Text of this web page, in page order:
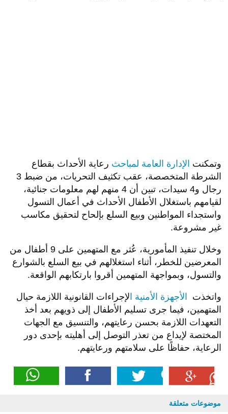
وتمكنت الإدارة العامة لمباحث رعاية الأحداث بقطاع
الشرطة المتخصصة، عقب تكثيف التحريات، من ضبط 3
رجال و4 سيدات، تبين أن 4 منهم لهم معلومات جنائية،
لقيامهم باستغلال الأطفال الأحداث في أعمال التسول
واستجداء المواطنين وبيع السلع بإلحاح لتحقيق مكاسب
غير مشروعة.
وخلال تنفيذ المأمورية، عُثر مع المتهمين على 9 أطفال من
المعرضين للخطر، أثناء استغلالهم في بيع السلع بالشوارع
والتسول، وبمواجهة المتهمين أقروا بارتكابهم الواقعة.
واتخذت الأجهزة الأمنية الإجراءات القانونية اللازمة حيال
المتهمين، فيما جرى تسليم الأطفال إلى ذويهم بعد أخذ
التعهدات اللازمة بحسن رعايتهم، والتنسيق مع الجهات
المختصة لإيداع من تعذر التوصل إلى أهليته بإحدى دور
الرعاية، حفاظًا على سلامتهم ورعايتهم.
موضوعات متعلقة